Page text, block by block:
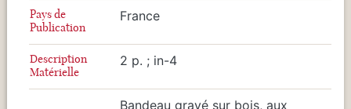
Pays de
Publication
France
Description
Matérielle
2 p. ; in-4
Bandeau gravé sur bois, aux